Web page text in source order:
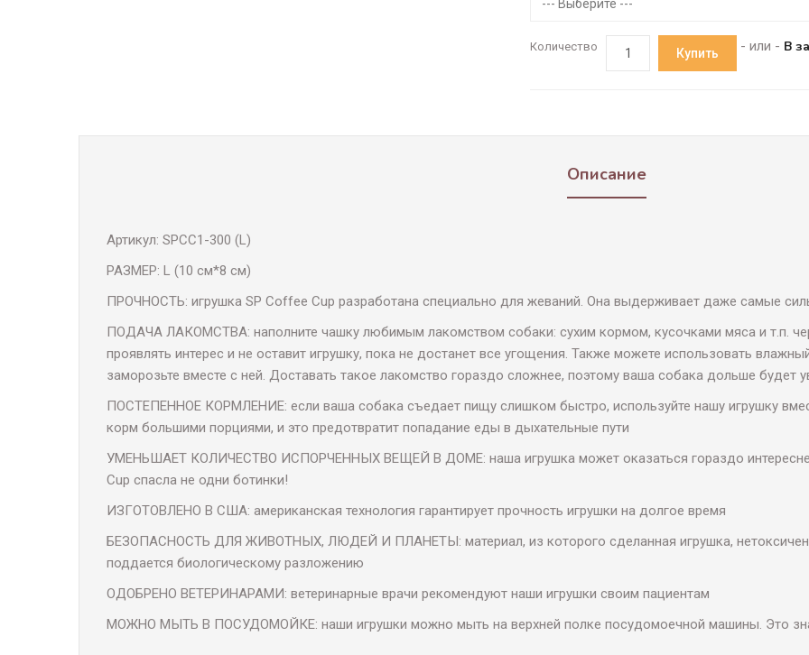
--- Выберите ---
Количество Купить - или - В
Описание
Артикул: SPCC1-300 (L)
РАЗМЕР: L (10 см*8 см)
ПРОЧНОСТЬ: игрушка SP Coffee Cup разработана специально для жеваний. Она выдерживает даже самые
ПОДАЧА ЛАКОМСТВА: наполните чашку любимым лакомством собаки: сухим кормом, кусочками мяса и т.п.
проявлять интерес и не оставит игрушку, пока не достанет все угощения. Также можете использовать
заморозьте вместе с ней. Доставать такое лакомство гораздо сложнее, поэтому ваша собака дольше будет
ПОСТЕПЕННОЕ КОРМЛЕНИЕ: если ваша собака съедает пищу слишком быстро, используйте нашу игрушку
корм большими порциями, и это предотвратит попадание еды в дыхательные пути
УМЕНЬШАЕТ КОЛИЧЕСТВО ИСПОРЧЕННЫХ ВЕЩЕЙ В ДОМЕ: наша игрушка может оказаться гораздо
Cup спасла не одни ботинки!
ИЗГОТОВЛЕНО В США: американская технология гарантирует прочность игрушки на долгое время
БЕЗОПАСНОСТЬ ДЛЯ ЖИВОТНЫХ, ЛЮДЕЙ И ПЛАНЕТЫ: материал, из которого сделанная игрушка, нетоксичен,
поддается биологическому разложению
ОДОБРЕНО ВЕТЕРИНАРАМИ: ветеринарные врачи рекомендуют наши игрушки своим пациентам
МОЖНО МЫТЬ В ПОСУДОМОЙКЕ: наши игрушки можно мыть на верхней полке посудомоечной машины. Это